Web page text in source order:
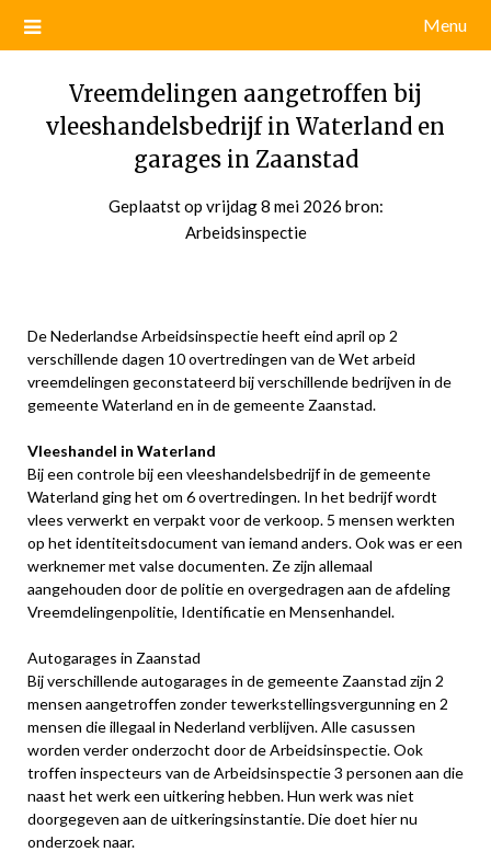
Menu
Vreemdelingen aangetroffen bij
vleeshandelsbedrijf in Waterland en
garages in Zaanstad
Geplaatst op vrijdag 8 mei 2026 door
bron:
Arbeidsinspectie
De Nederlandse Arbeidsinspectie heeft eind april op 2
verschillende dagen 10 overtredingen van de Wet arbeid
vreemdelingen geconstateerd bij verschillende bedrijven in de
gemeente Waterland en in de gemeente Zaanstad.
Vleeshandel in Waterland
Bij een controle bij een vleeshandelsbedrijf in de gemeente
Waterland ging het om 6 overtredingen. In het bedrijf wordt
vlees verwerkt en verpakt voor de verkoop. 5 mensen werkten
op het identiteitsdocument van iemand anders. Ook was er een
werknemer met valse documenten. Ze zijn allemaal
aangehouden door de politie en overgedragen aan de afdeling
Vreemdelingenpolitie, Identificatie en Mensenhandel.
Autogarages in Zaanstad
Bij verschillende autogarages in de gemeente Zaanstad zijn 2
mensen aangetroffen zonder tewerkstellingsvergunning en 2
mensen die illegaal in Nederland verblijven. Alle casussen
worden verder onderzocht door de Arbeidsinspectie. Ook
troffen inspecteurs van de Arbeidsinspectie 3 personen aan die
naast het werk een uitkering hebben. Hun werk was niet
doorgegeven aan de uitkeringsinstantie. Die doet hier nu
onderzoek naar.